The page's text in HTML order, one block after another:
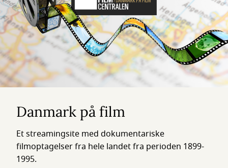
Danmark på film
Et streamingsite med dokumentariske
filmoptagelser fra hele landet fra perioden 1899-
1995.